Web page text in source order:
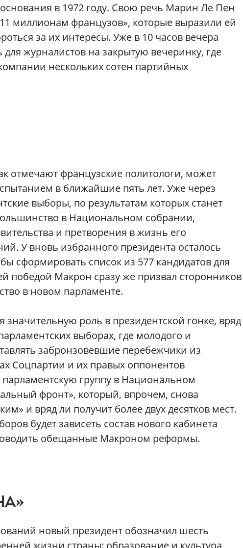
в 1972 году. Свою речь Марин Ле Пен
миллионам французов», которые выразили ей
за их интересы. Уже в 10 часов вечера
журналистов на закрытую вечеринку, где
нескольких сотен партийных
отмечают французские политологи, может
в ближайшие пять лет. Уже через
выборы, по результатам которых станет
в Национальном собрании,
и претворения в жизнь его
У вновь избранного президента осталось
сформировать список из 577 кандидатов для
победой Макрон сразу же призвал сторонников
в новом парламенте.
роль в президентской гонке, вряд
выборах, где молодого и
забронзовевшие перебежчики из
Соцпартии и их правых оппонентов
группу в Национальном
фронт», который, впрочем, снова
и вряд ли получит более двух десятков мест.
будет зависеть состав нового кабинета
обещанные Макроном реформы.
новый президент обозначил шесть
жизни страны: образование и культура,